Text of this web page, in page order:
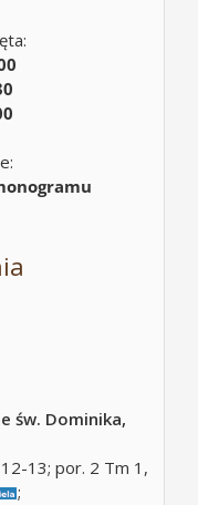
św. Dominika,
13; por. 2 Tm 1,